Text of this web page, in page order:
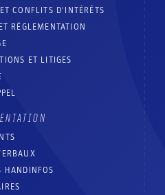
CONFLITS D'INTÉRÊTS
RÉGLEMENTATION
ET LITIGES
HANDINFOS